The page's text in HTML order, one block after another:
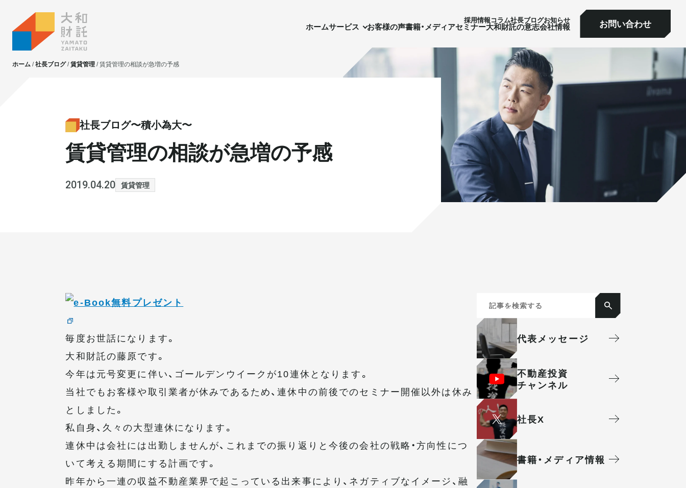
採⽤情報コラム社⻑ブログお知らせ
ホームサービス お客様の声書籍・メディアセミナー大和財託の意志会社情報 お問い合わせ
サービス一覧へ
不動産投資
賃貸管理
土地活用
実需用戸建・マンション
ホテル事業
大和財託独自の
サービス一覧へ
不動産投資
賃貸管理
土地活用
実需用戸建・マンション
ホテル事業
ホーム サービス お客様の声書籍・メディアセミナー大和財託の意志会社情報 お問い合わせ
ホーム 社長ブログ 賃貸管理 賃貸管理の相談が急増の予感
社長ブログ〜積小為大〜
賃貸管理の相談が急増の予感
2019.04.20 賃貸管理
毎度お世話になります。
大和財託の藤原です。
今年は元号変更に伴い、ゴールデンウイークが10連休となります。
当社でもお客様や取引業者が休みであるため、連休中の前後でのセミナー開催以外は休み
としました。
私自身、久々の大型連休になります。
連休中は会社には出勤しませんが、これまでの振り返りと今後の会社の戦略・方向性につ
いて考える期間にする計画です。
昨年から一連の収益不動産業界で起こっている出来事により、ネガティブなイメージ、融
代表メッセージ
不動産投資
チャンネル
社⻑X
書籍・メディア情報